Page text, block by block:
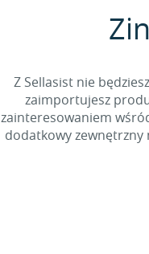
Z Sellasist nie
zaimportujesz
zainteresowaniem
dodatkowy zewnętrzny